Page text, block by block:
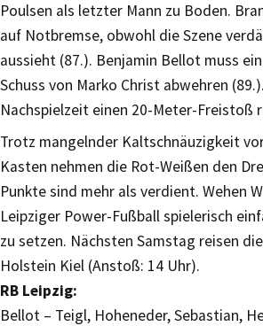
Poulsen als letzter Mann zu Boden.
auf Notbremse, obwohl die Szene
aussieht (87.). Benjamin Bellot muss
Schuss von Marko Christ abwehren
Nachspielzeit einen 20-Meter-Freistoß
Trotz mangelnder Kaltschnäuzigkeit
Kasten nehmen die Rot-Weißen den
Punkte sind mehr als verdient. Wehen
Leipziger Power-Fußball spielerisch
zu setzen. Nächsten Samstag reisen
Holstein Kiel (Anstoß: 14 Uhr).
RB Leipzig:
Bellot – Teigl, Hoheneder, Sebastian,